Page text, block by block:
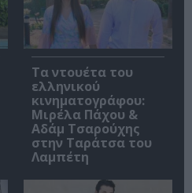
Τα ντουέτα του
ελληνικού
κινηματογράφου:
Μιρέλα Πάχου &
Αδάμ Τσαρούχης
στην Ταράτσα του
Λαμπέτη